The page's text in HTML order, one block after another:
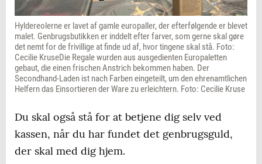
Hyldereolerne er lavet af gamle europaller, der efterfølgende er blevet
malet. Genbrugsbutikken er inddelt efter farver, som gerne skal gøre
det nemt for de frivillige at finde ud af, hvor tingene skal stå. Foto:
Cecilie KruseDie Regale wurden aus ausgedienten Europaletten
gebaut, die einen frischen Anstrich bekommen haben. Der
Secondhand-Laden ist nach Farben eingeteilt, um den ehrenamtlichen
Helfern das Einsortieren der Ware zu erleichtern. Foto: Cecilie Kruse
Du skal også stå for at betjene dig selv ved
kassen, når du har fundet det genbrugsguld,
der skal med dig hjem.